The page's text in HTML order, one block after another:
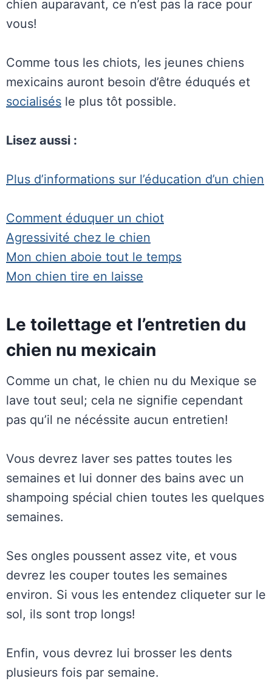
chien auparavant, ce n’est pas la race pour
vous!
Comme tous les chiots, les jeunes chiens
mexicains auront besoin d’être éduqués et
socialisés le plus tôt possible.
Lisez aussi :
Plus d’informations sur l’éducation d’un chien
Comment éduquer un chiot
Agressivité chez le chien
Mon chien aboie tout le temps
Mon chien tire en laisse
Le toilettage et l’entretien du
chien nu mexicain
Comme un chat, le chien nu du Mexique se
lave tout seul; cela ne signifie cependant
pas qu’il ne nécéssite aucun entretien!
Vous devrez laver ses pattes toutes les
semaines et lui donner des bains avec un
shampoing spécial chien toutes les quelques
semaines.
Ses ongles poussent assez vite, et vous
devrez les couper toutes les semaines
environ. Si vous les entendez cliqueter sur le
sol, ils sont trop longs!
Enfin, vous devrez lui brosser les dents
plusieurs fois par semaine.